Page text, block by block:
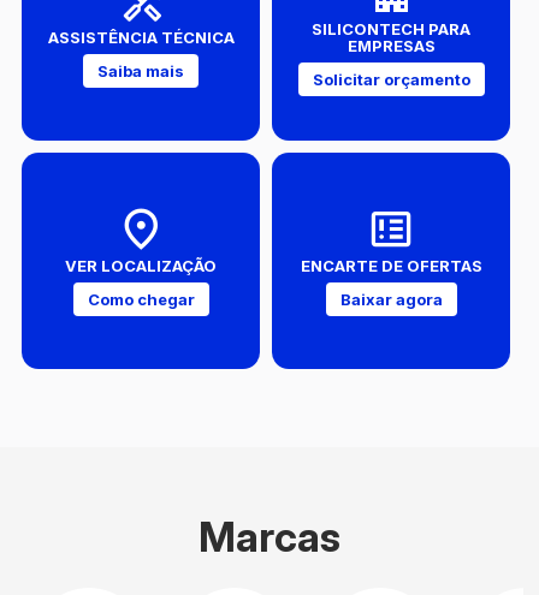
ASSISTÊNCIA TÉCNICA
Saiba mais
SILICONTECH PARA
EMPRESAS
Solicitar orçamento
VER LOCALIZAÇÃO
Como chegar
ENCARTE DE OFERTAS
Baixar agora
Marcas